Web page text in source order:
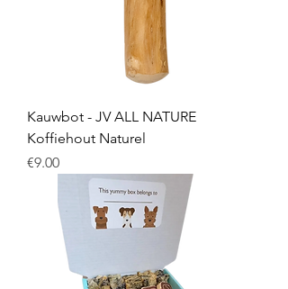
Kauwbot - JV ALL NATURE
Koffiehout Naturel
Price
€9.00